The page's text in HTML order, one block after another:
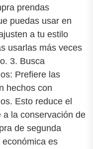
prendas
puedas usar en
a tu estilo
usarlas más veces
3. Busca
Prefiere las
hechos con
Esto reduce el
a la conservación de
de segunda
es